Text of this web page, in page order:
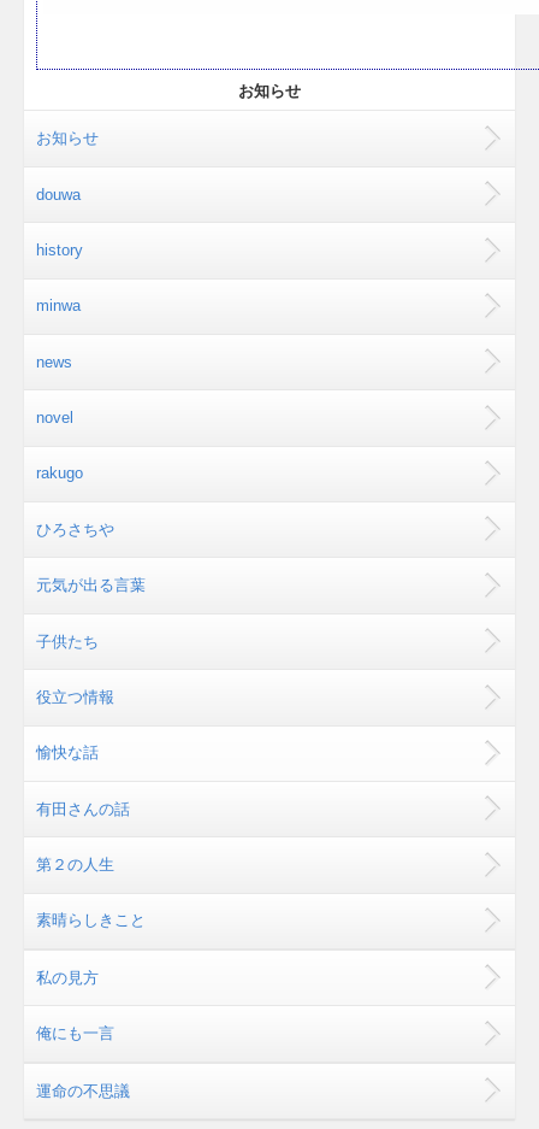
お知らせ
お知らせ
douwa
history
minwa
news
novel
rakugo
ひろさちや
元気が出る言葉
子供たち
役立つ情報
愉快な話
有田さんの話
第２の人生
素晴らしきこと
私の見方
俺にも一言
運命の不思議